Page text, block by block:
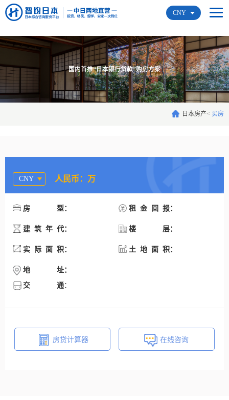
CNY
国内首推“日本银行贷款”购房方案
日本房产< 买房
CNY 人民币：万
房型： 租金回报：
建筑年代： 楼层：
实际面积： 土地面积：
地址：
交通：
房贷计算器 在线咨询